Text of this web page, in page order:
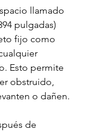
llamado
pulgadas)
fijo como
Esto permite
obstruido,
o dañen.
de